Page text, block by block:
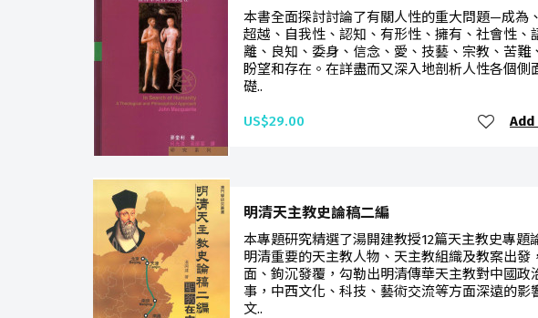
本書全面探討討論了有關人性的重大問題—成為
超越、自我性、認知、有形性、擁有、社會性、
離、良知、委身、信念、愛、技藝、宗教、苦難
盼望和存在。在詳盡而又深入地剖析人性各個側
礎..
US$29.00
明清天主教史論稿二編
本專題研究精選了湯開建教授12篇天主教史專題
明清重要的天主教人物、天主教組織及教案出發
面、鉤沉發覆，勾勒出明清傳華天主教對中國政
事，中西文化、科技、藝術交流等方面深遠的影
文..